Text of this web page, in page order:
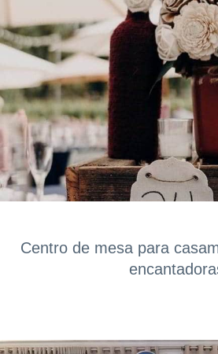
Centro de mesa para